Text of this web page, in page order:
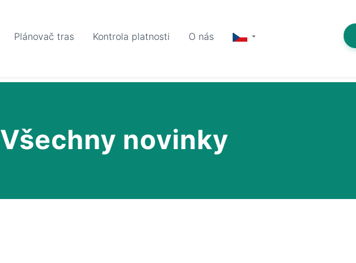
Plánovač tras Kontrola platnosti O nás
Všechny novinky